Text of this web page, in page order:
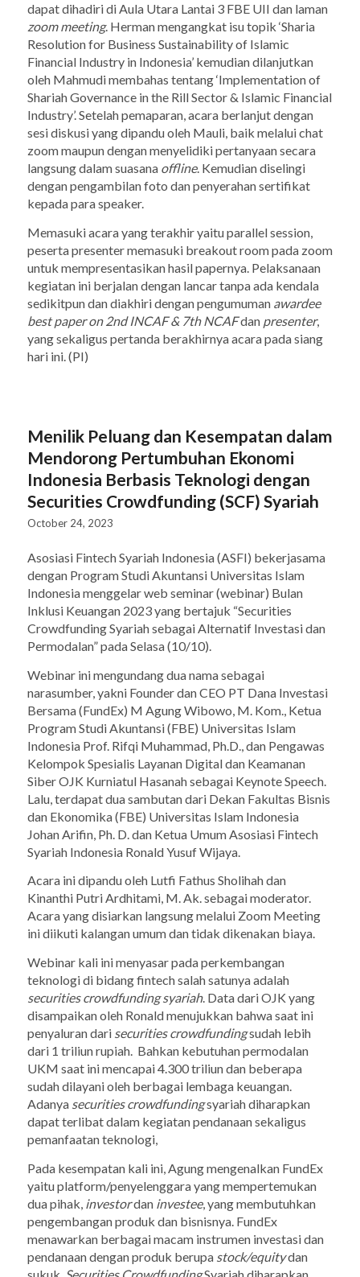
dapat dihadiri di Aula Utara Lantai 3 FBE UII dan laman
zoom meeting. Herman mengangkat isu topik ‘Sharia
Resolution for Business Sustainability of Islamic
Financial Industry in Indonesia’ kemudian dilanjutkan
oleh Mahmudi membahas tentang ‘Implementation of
Shariah Governance in the Rill Sector & Islamic Financial
Industry’. Setelah pemaparan, acara berlanjut dengan
sesi diskusi yang dipandu oleh Mauli, baik melalui chat
zoom maupun dengan menyelidiki pertanyaan secara
langsung dalam suasana offline. Kemudian diselingi
dengan pengambilan foto dan penyerahan sertifikat
kepada paraspeaker.
Memasuki acara yang terakhir yaituparallel session,
pesertapresentermemasuki breakout roompada zoom
untuk mempresentasikan hasil papernya. Pelaksanaan
kegiatan ini berjalan dengan lancar tanpa ada kendala
sedikitpun dan diakhiri dengan pengumumanawardee
best paper on 2nd INCAF& 7th NCAFdanpresenter,
yang sekaligus pertanda berakhirnya acara pada siang
hari ini. (PI)
Menilik Peluang dan Kesempatan dalam
Mendorong Pertumbuhan Ekonomi
Indonesia Berbasis Teknologi dengan
Securities Crowdfunding (SCF) Syariah
October 24, 2023
Asosiasi Fintech Syariah Indonesia (ASFI) bekerjasama
dengan Program Studi Akuntansi Universitas Islam
Indonesia menggelar web seminar (webinar) Bulan
Inklusi Keuangan 2023 yang bertajuk “Securities
Crowdfunding Syariah sebagai Alternatif Investasi dan
Permodalan” pada Selasa (10/10).
Webinar ini mengundang dua nama sebagai
narasumber, yakni Founder dan CEO PT Dana Investasi
Bersama (FundEx) M Agung Wibowo, M. Kom., Ketua
Program Studi Akuntansi (FBE) Universitas Islam
Indonesia Prof. Rifqi Muhammad, Ph.D., dan Pengawas
Kelompok Spesialis Layanan Digital dan Keamanan
Siber OJK Kurniatul Hasanah sebagai Keynote Speech.
Lalu, terdapat dua sambutan dari Dekan Fakultas Bisnis
dan Ekonomika (FBE) Universitas Islam Indonesia
Johan Arifin, Ph. D. dan Ketua Umum Asosiasi Fintech
Syariah Indonesia Ronald Yusuf Wijaya.
Acara ini dipandu oleh Lutfi Fathus Sholihah dan
Kinanthi Putri Ardhitami, M. Ak. sebagai moderator.
Acara yang disiarkan langsung melalui Zoom Meeting
ini diikuti kalangan umum dan tidak dikenakan biaya.
Webinar kali ini menyasar pada perkembangan
teknologi di bidang fintech salah satunya adalah
securities crowdfunding syariah. Data dari OJK yang
disampaikan oleh Ronald menujukkan bahwa saat ini
penyaluran dari securities crowdfundingsudah lebih
dari 1 triliun rupiah. Bahkan kebutuhan permodalan
UKM saat ini mencapai 4.300 triliun dan beberapa
sudah dilayani oleh berbagai lembaga keuangan.
Adanya securities crowdfundingsyariah diharapkan
dapat terlibat dalam kegiatan pendanaan sekaligus
pemanfaatan teknologi,
Pada kesempatan kali ini, Agung mengenalkan FundEx
yaitu platform/penyelenggara yang mempertemukan
dua pihak, investordan investee, yang membutuhkan
pengembangan produk dan bisnisnya. FundEx
menawarkan berbagai macam instrumen investasi dan
pendanaan dengan produk berupa stock/equitydan
sukuk. Securities CrowdfundingSyariah diharapkan